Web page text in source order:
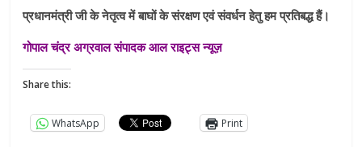
प्रधानमंत्री जी के नेतृत्व में बाघों के संरक्षण एवं संवर्धन हेतु हम प्रतिबद्ध हैं।
गोपाल चंद्र अग्रवाल संपादक आल राइट्स न्यूज़
Share this:
WhatsApp Print